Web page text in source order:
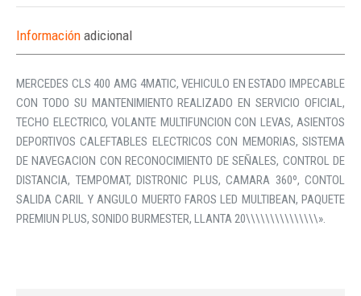
Información adicional
MERCEDES CLS 400 AMG 4MATIC, VEHICULO EN ESTADO IMPECABLE
CON TODO SU MANTENIMIENTO REALIZADO EN SERVICIO OFICIAL,
TECHO ELECTRICO, VOLANTE MULTIFUNCION CON LEVAS, ASIENTOS
DEPORTIVOS CALEFTABLES ELECTRICOS CON MEMORIAS, SISTEMA
DE NAVEGACION CON RECONOCIMIENTO DE SEÑALES, CONTROL DE
DISTANCIA, TEMPOMAT, DISTRONIC PLUS, CAMARA 360º, CONTOL
SALIDA CARIL Y ANGULO MUERTO FAROS LED MULTIBEAN, PAQUETE
PREMIUN PLUS, SONIDO BURMESTER, LLANTA 20\\\\\\\\\\\\\\\».